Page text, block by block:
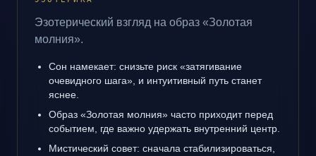
Эзотерический взгляд на образ «Золотая
молния».
Сон намекает: снизьте риск «затягивание
очевидного шага», и интуитивный путь станет
яснее.
Образ «Золотая молния» часто приходит перед
событием, где важно удержать внутренний центр.
Мистический совет: сначала стабилизироваться,